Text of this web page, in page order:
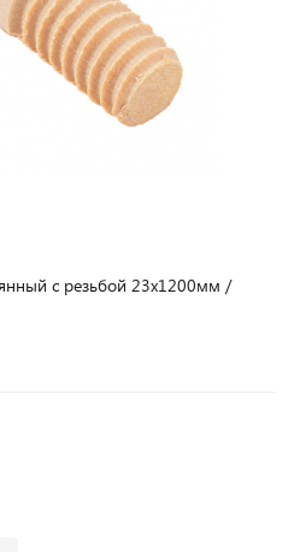
с резьбой 23х1200мм /